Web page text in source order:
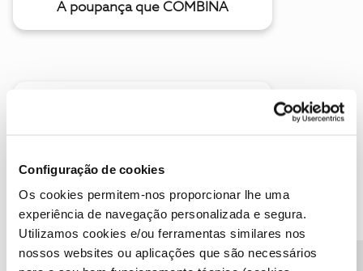
Configuração de cookies
Os cookies permitem-nos proporcionar lhe uma
experiência de navegação personalizada e segura.
Utilizamos cookies e/ou ferramentas similares nos
nossos websites ou aplicações que são necessários
A poupança que COMBINA
Descubra as novidades de junho